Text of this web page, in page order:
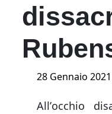
Posted
28 Gennaio 2021
Allʼocchio